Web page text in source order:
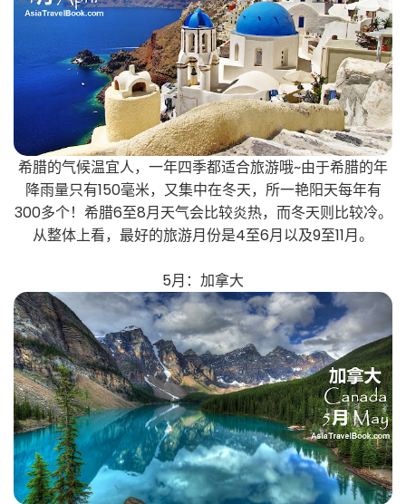
希腊的气候温宜人，一年四季都适合旅游哦~由于希腊的年
降雨量只有150毫米，又集中在冬天，所一艳阳天每年有
300多个！希腊6至8月天气会比较炎热，而冬天则比较冷。
从整体上看，最好的旅游月份是4至6月以及9至11月。
5月：加拿大